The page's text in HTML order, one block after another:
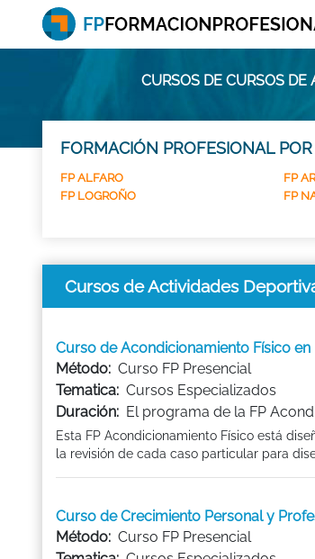
CURSOS DE CURSOS
FORMACIÓN PROFESIONAL
FP ALFARO FP
FP LOGROÑO
FP
Cursos de Actividades
Curso de Acondicionamiento Físico en
Método: Curso FP Presencial
Tematica: Cursos Especializados
Duración: El programa de la FP
Esta FP Acondicionamiento Físico está
la revisión de cada caso particular para
Curso de Crecimiento Personal y
Método: Curso FP Presencial